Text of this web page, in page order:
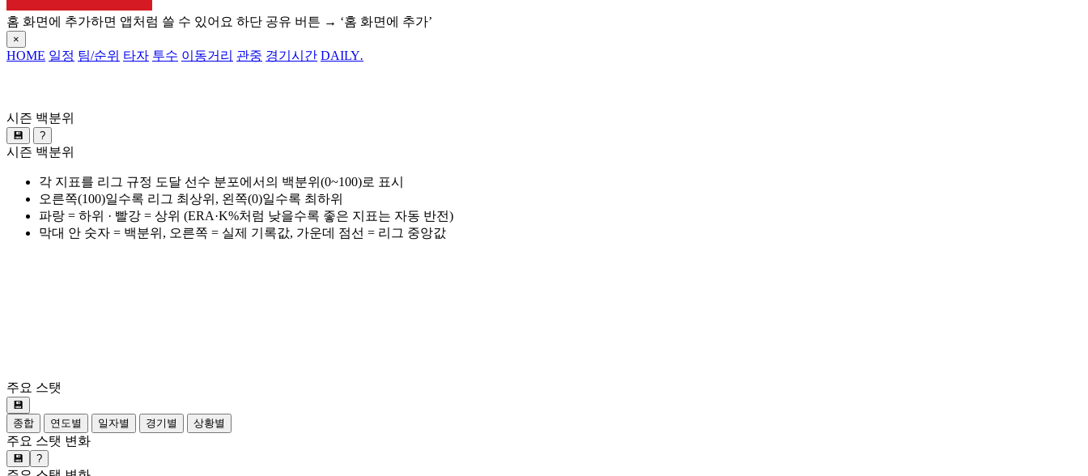
홈 화면에 추가하면 앱처럼 쓸 수 있어요 하단 공유 버튼 → ‘홈 화면에 추가’
×
HOME 일정 팀/순위 타자 투수 이동거리 관중 경기시간 DAILY.
시즌 백분위
💾 ?
시즌 백분위
각 지표를 리그 규정 도달 선수 분포에서의 백분위(0~100)로 표시
오른쪽(100)일수록 리그 최상위, 왼쪽(0)일수록 최하위
파랑 = 하위 · 빨강 = 상위 (ERA·K%처럼 낮을수록 좋은 지표는 자동 반전)
막대 안 숫자 = 백분위, 오른쪽 = 실제 기록값, 가운데 점선 = 리그 중앙값
주요 스탯
💾
종합
연도별 일자별 경기별 상황별
주요 스탯 변화
💾 ?